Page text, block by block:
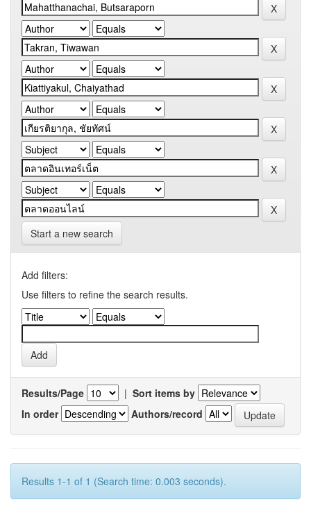
Start a new search
Add filters:
Use filters to refine the search results.
Results/Page | Sort items by
In order
Authors/record
Results 1-1 of 1 (Search time: 0.003 seconds).